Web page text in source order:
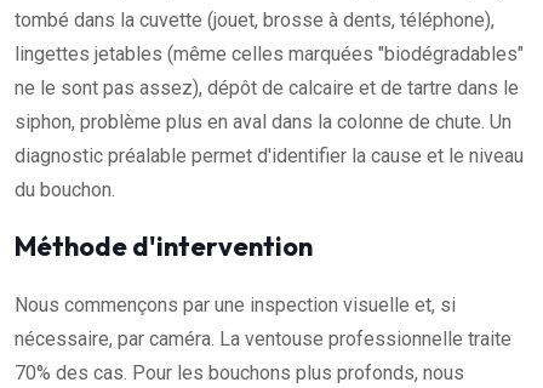
tombé dans la cuvette (jouet, brosse à dents, téléphone),
lingettes jetables (même celles marquées "biodégradables"
ne le sont pas assez), dépôt de calcaire et de tartre dans le
siphon, problème plus en aval dans la colonne de chute. Un
diagnostic préalable permet d'identifier la cause et le niveau
du bouchon.
Méthode d'intervention
Nous commençons par une inspection visuelle et, si
nécessaire, par caméra. La ventouse professionnelle traite
70% des cas. Pour les bouchons plus profonds, nous